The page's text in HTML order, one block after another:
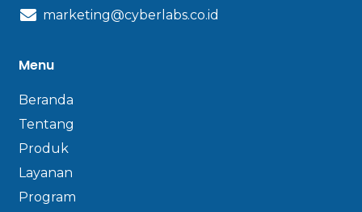
marketing@cyberlabs.co.id
Menu
Beranda
Tentang
Produk
Layanan
Program